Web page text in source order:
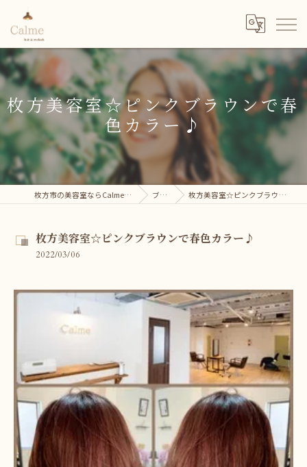
枚方美容室☆ピンクブラウンで春
色カラー♪
枚方市の美容室ならCalme hair＆eyelash ブログ 枚方美容室☆ピンクブラウンで春色カラー♪
枚方美容室☆ピンクブラウンで春色カラー♪
2022/03/06